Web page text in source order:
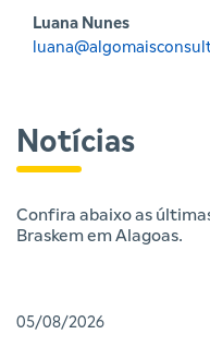
Luana Nunes
Notícias
Confira abaixo as
Braskem em Alagoas.
05/08/2026